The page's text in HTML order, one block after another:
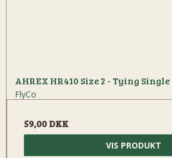
AHREX HR410 Size 2 - Tying Single
FlyCo
59,00 DKK
VIS PRODUKT